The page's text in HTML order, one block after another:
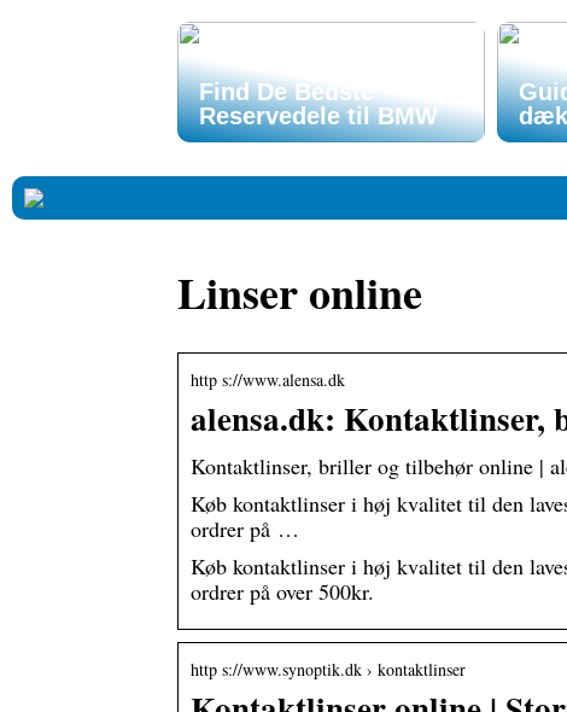
Find De Bedste
Reservedele til BMW
Linser online
http s://www.alensa.dk
alensa.dk:
Kontaktlinser, briller og tilbehør online |
Køb kontaktlinser i høj kvalitet til den
ordrer på …
Køb kontaktlinser i høj kvalitet til den
ordrer på over 500kr.
http s://www.synoptik.dk › kontaktlinser